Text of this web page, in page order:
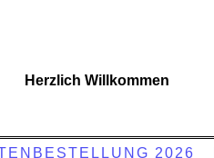
Herzlich Willkommen
2026